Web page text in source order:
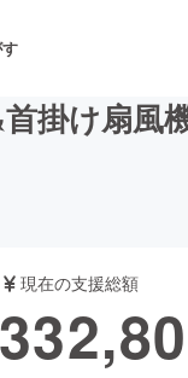
マンス
掛け扇風
現在の支援総額